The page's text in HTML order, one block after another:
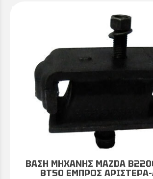
ΒΑΣΗ ΜΗΧΑΝΗΣ MAZDA
ΒΤ50 ΕΜΠΡΟΣ